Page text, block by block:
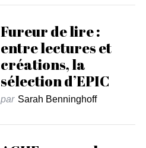
Fureur de lire :
entre lectures et
créations, la
sélection d’EPIC
par Sarah Benninghoff